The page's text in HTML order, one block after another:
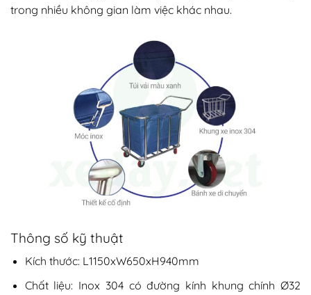
trong nhiều không gian làm việc khác nhau.
Thông số kỹ thuật
Kích thước: L1150xW650xH940mm
Chất liệu: Inox 304 có đường kính khung chính Ø32